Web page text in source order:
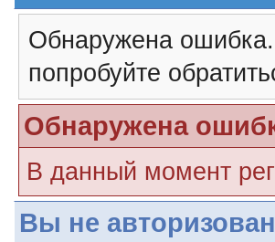
Обнаружена
попробуйте
Обнаружена
В данный момент
Вы не